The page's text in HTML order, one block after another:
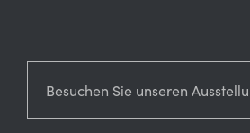
Besuchen Sie unseren